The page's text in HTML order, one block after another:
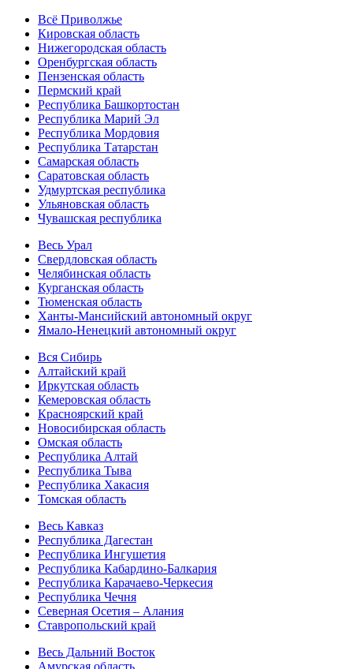
Всё Приволжье
Кировская область
Нижегородская область
Оренбургская область
Пензенская область
Пермский край
Республика Башкортостан
Республика Марий Эл
Республика Мордовия
Республика Татарстан
Самарская область
Саратовская область
Удмуртская республика
Ульяновская область
Чувашская республика
Весь Урал
Свердловская область
Челябинская область
Курганская область
Тюменская область
Ханты-Мансийский автономный округ
Ямало-Ненецкий автономный округ
Вся Сибирь
Алтайский край
Иркутская область
Кемеровская область
Красноярский край
Новосибирская область
Омская область
Республика Алтай
Республика Тыва
Республика Хакасия
Томская область
Весь Кавказ
Республика Дагестан
Республика Ингушетия
Республика Кабардино-Балкария
Республика Карачаево-Черкесия
Республика Чечня
Северная Осетия – Алания
Ставропольский край
Весь Дальний Восток
Амурская область